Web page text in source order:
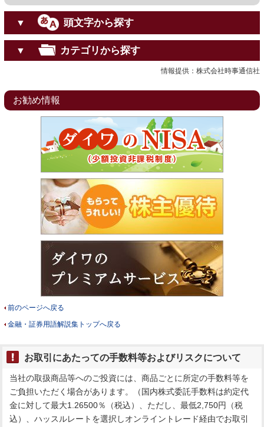
▼ 頭文字から探す
▼ カテゴリから探す
情報提供：株式会社時事通信社
お勧め情報
前のページへ戻る
金融・証券用語解説集トップへ戻る
お取引にあたっての手数料等およびリスクについて
当社の取扱商品等へのご投資には、商品ごとに所定の手数料等を
ご負担いただく場合があります。（国内株式委託手数料は約定代
金に対して最大1.26500％（税込）、ただし、最低2,750円（税
込）、ハッスルレートを選択しオンライントレード経由でお取引